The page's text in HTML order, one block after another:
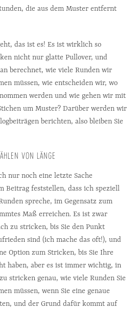
die aus dem Muster entfernt
nicht nur glatte Pullover, und
berechnet, wie viele Runden wir
müssen, wie entscheiden wir, wo
werden und wie gehen wir mit
um Muster? Darüber werden wir
berichten, also bleiben Sie
VON LÄNGE
nur noch eine letzte Sache
Beitrag feststellen, dass ich speziell
spreche, im Gegensatz zum
Maß erreichen. Es ist zwar
zu stricken, bis Sie den Punkt
sind (ich mache das oft!), und
Option zum Stricken, bis Sie Ihre
haben, aber es ist immer wichtig, in
stricken genau, wie viele Runden Sie
müssen, wenn Sie eine genaue
und der Grund dafür kommt auf